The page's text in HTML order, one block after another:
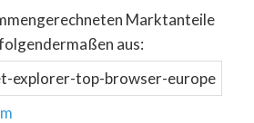
Marktanteile
aus: